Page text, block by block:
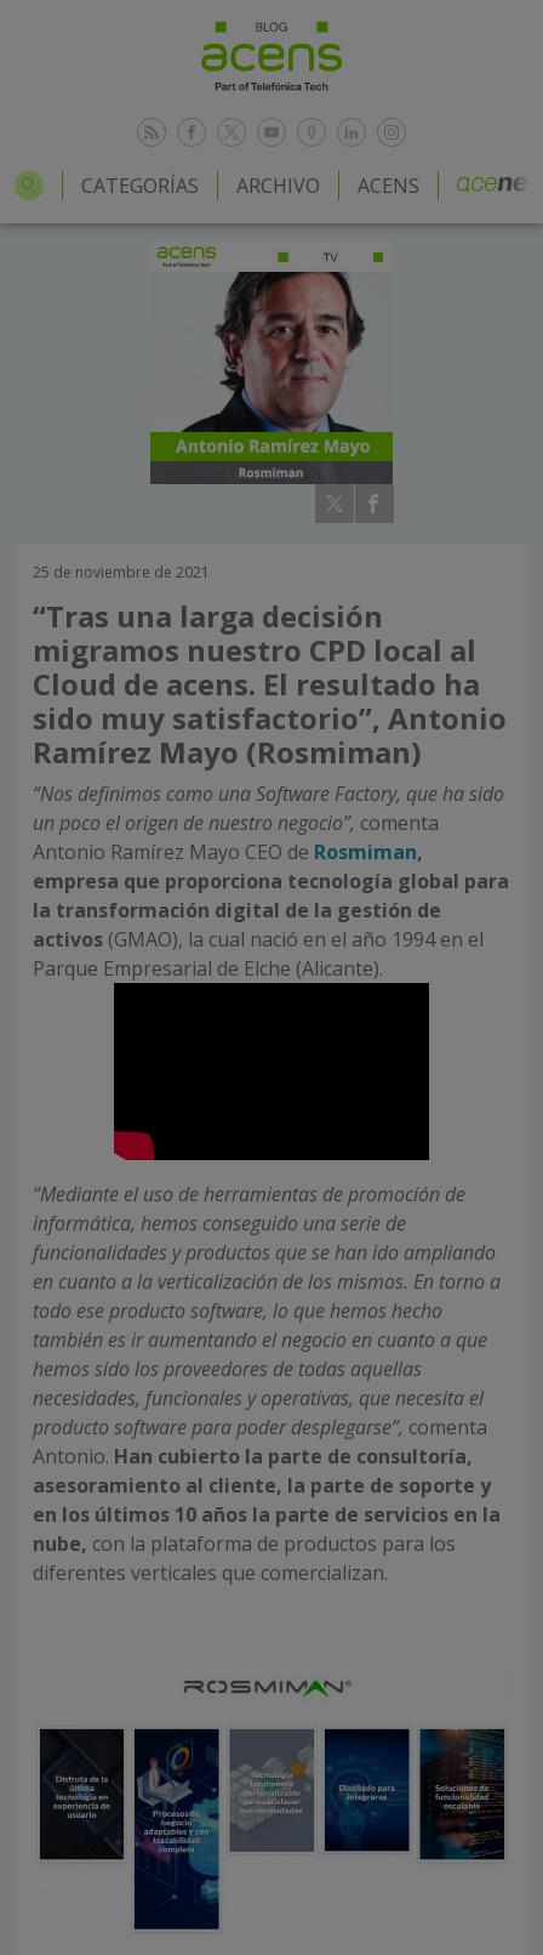
CATEGORÍAS ARCHIVO ACENS
25 de noviembre de 2021
“Tras una larga decisión
migramos nuestro CPD local al
Cloud de acens. El resultado ha
sido muy satisfactorio”, Antonio
Ramírez Mayo (Rosmiman)
“Nos definimos como una Software Factory, que ha sido
un poco el origen de nuestro negocio”, comenta
Antonio Ramírez Mayo CEO de Rosmiman,
empresa que proporciona tecnología global para
la transformación digital de la gestión de
activos (GMAO), la cual nació en el año 1994 en el
Parque Empresarial de Elche (Alicante).
“Mediante el uso de herramientas de promoción de
informática, hemos conseguido una serie de
funcionalidades y productos que se han ido ampliando
en cuanto a la verticalización de los mismos. En torno a
todo ese producto software, lo que hemos hecho
también es ir aumentando el negocio en cuanto a que
hemos sido los proveedores de todas aquellas
necesidades, funcionales y operativas, que necesita el
producto software para poder desplegarse”, comenta
Antonio. Han cubierto la parte de consultoría,
asesoramiento al cliente, la parte de soporte y
en los últimos 10 años la parte de servicios en la
nube, con la plataforma de productos para los
diferentes verticales que comercializan.